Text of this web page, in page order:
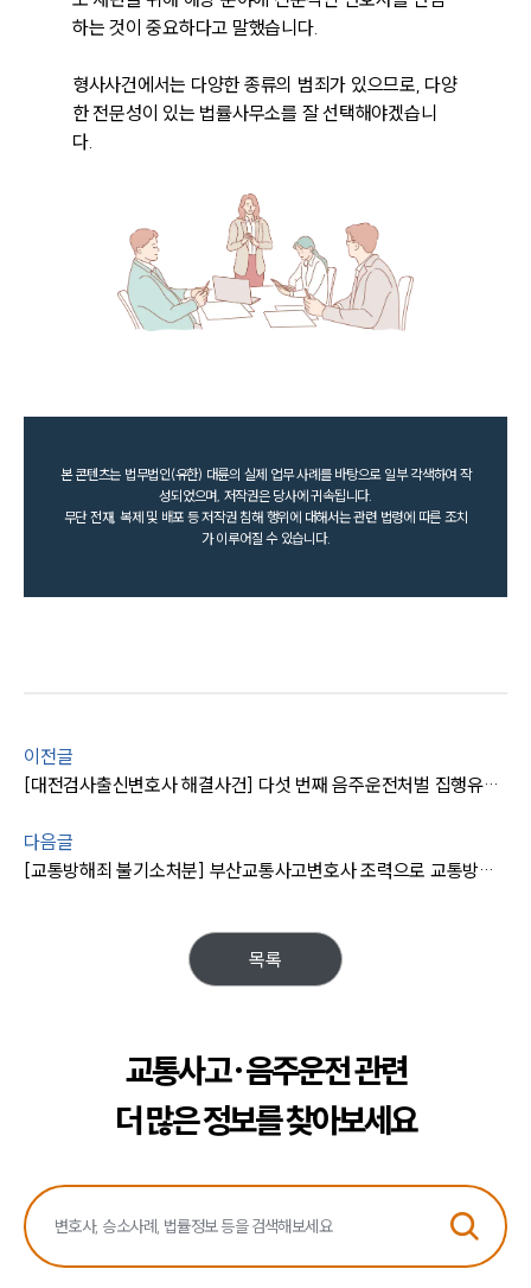
하는 것이 중요하다고 말했습니다.
형사사건에서는 다양한 종류의 범죄가 있으므로, 다양
한 전문성이 있는 법률사무소를 잘 선택해야겠습니
다.
본 콘텐츠는 법무법인(유한) 대륜의 실제 업무 사례를 바탕으로 일부 각색하여 작
성되었으며, 저작권은 당사에 귀속됩니다.
무단 전재, 복제 및 배포 등 저작권 침해 행위에 대해서는 관련 법령에 따른 조치
가 이루어질 수 있습니다.
이전글
[대전검사출신변호사 해결사건] 다섯 번째 음주운전처벌 집행유예에 그쳐
다음글
[교통방해죄 불기소처분] 부산교통사고변호사 조력으로 교통방해죄 불기소 처분 받은 의뢰인
목록
교통사고·음주운전 관련
더 많은 정보를 찾아보세요